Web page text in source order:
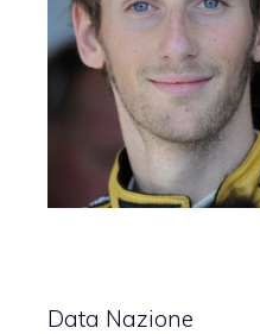
Data Nazione